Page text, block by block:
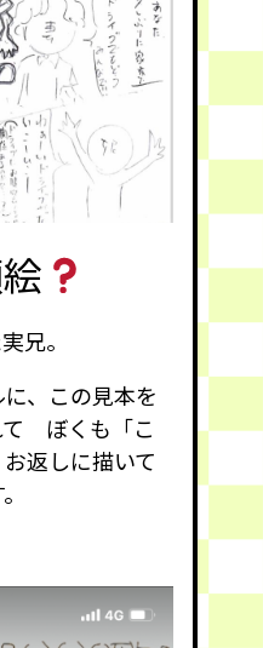
兄。
、この見本を
て ぼくも「こ
返しに描いて